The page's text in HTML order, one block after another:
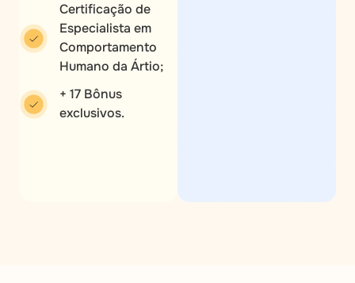
Certificação de
Especialista em
Comportamento
Humano da Ártio;
+ 17 Bônus
exclusivos.